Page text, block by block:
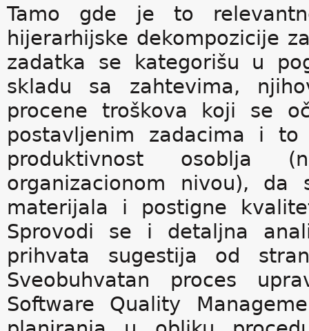
Tamo gde je to
hijerarhijske dekompozicije
zadatka se kategorišu u
skladu sa zahtevima,
procene troškova koji se
postavljenim zadacima i
produktivnost osoblja
organizacionom nivou),
materijala i postigne
Sprovodi se i detaljna
prihvata sugestija od
Sveobuhvatan proces
Software Quality